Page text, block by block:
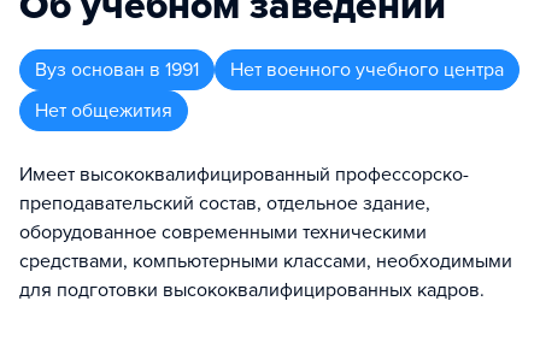
Вуз основан в 1991
Нет военного учебного центра
Нет общежития
Имеет высококвалифицированный профессорско-
преподавательский состав, отдельное здание,
оборудованное современными техническими
средствами, компьютерными классами, необходимыми
для подготовки высококвалифицированных кадров.